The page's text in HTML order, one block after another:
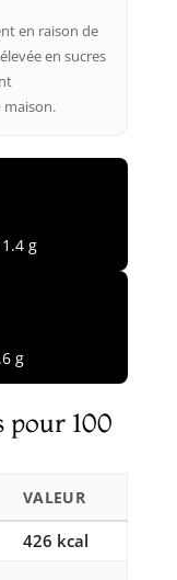
en raison de
en sucres
g
g
100
VALEUR
426 kcal